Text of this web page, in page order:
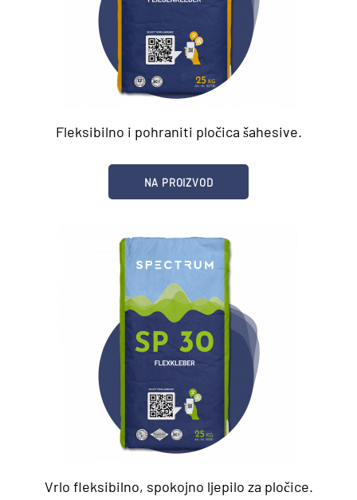
Fleksibilno i pohraniti pločica šahesive.
NA PROIZVOD
Vrlo fleksibilno, spokojno ljepilo za pločice.